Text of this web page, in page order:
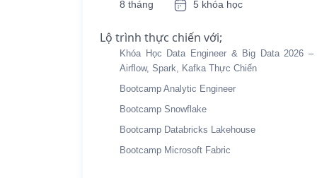
8 tháng 5 khóa học
Lộ trình thực chiến với;
Khóa Học Data Engineer & Big Data 2026 –
Airflow, Spark, Kafka Thực Chiến
Bootcamp Analytic Engineer
Bootcamp Snowflake
Bootcamp Databricks Lakehouse
Bootcamp Microsoft Fabric